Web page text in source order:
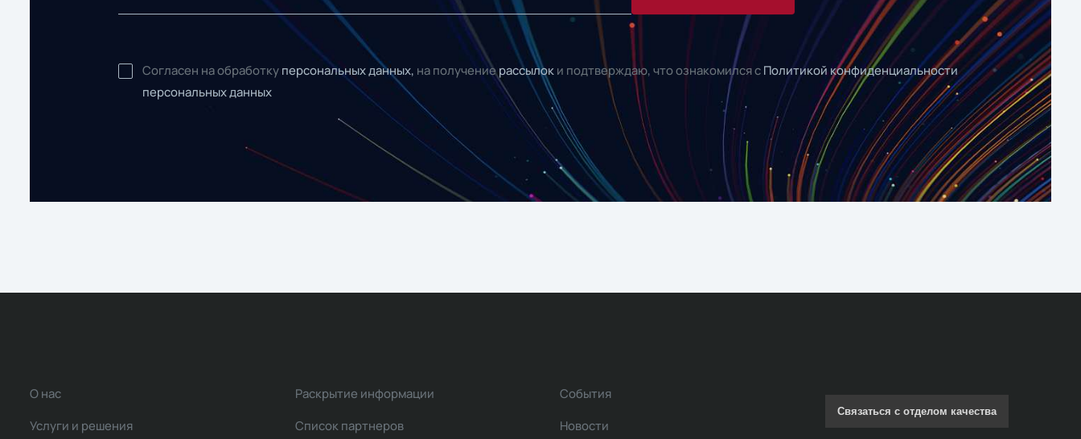
Согласен на обработку персональных данных, на получениерассылок и подтверждаю, что ознакомился с Политикой конфиденциальности
персональных данных
О нас
Услуги и решения
Раскрытие информации
Список партнеров
События
Новости
Связаться с отделом качества